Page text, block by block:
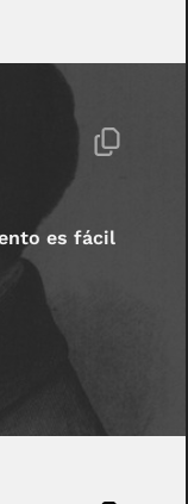
es fácil